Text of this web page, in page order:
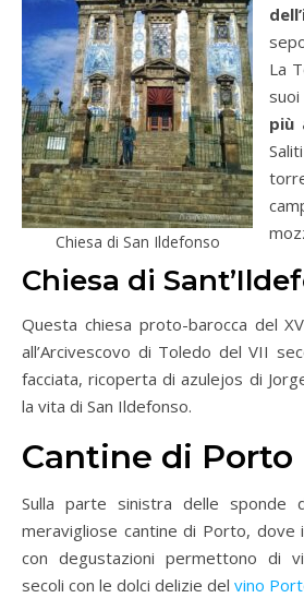
Chiesa di San Ildefonso
La
più
Chiesa di
Questa chiesa proto-barocca del
all’Arcivescovo di Toledo del VII
facciata, ricoperta di azulejos di
la vita di San Ildefonso.
Cantine di Porto
Sulla parte sinistra delle sponde
meravigliose cantine di Porto, dove
con degustazioni permettono di
secoli con le dolci delizie del vino